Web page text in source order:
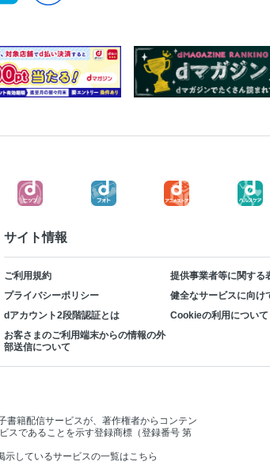
ぶサラダ／たっぷり舞茸の牛肉しょうが煮
マリネ／キャベツの塩昆布和え
クサラダ／ザーサイタレの甘辛枝豆
サイト情報
ご利用規約
提供事業者等に関する
プライバシーポリシー
健全なサービスに向け
dアカウント2段階認証とは
Cookieの利用について
お客さまのご利用端末からの情報の外
部送信について
書籍配信サービスが、著作権者からコンテン
スであることを示す登録商標（登録番号 第
しているサービスの一覧はこちら